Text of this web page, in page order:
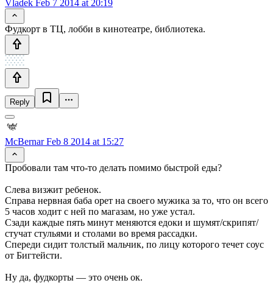
Vladek Feb 7 2014 at 20:19
Фудкорт в ТЦ, лобби в кинотеатре, библиотека.
Reply
McBernarFeb 8 2014 at 15:27
Пробовали там что-то делать помимо быстрой еды?
Слева визжит ребенок.
Справа нервная баба орет на своего мужика за то, что он всего
5 часов ходит с ней по магазам, но уже устал.
Сзади каждые пять минут меняются едоки и шумят/скрипят/
стучат стульями и столами во время рассадки.
Спереди сидит толстый мальчик, по лицу которого течет соус
от Бигтейсти.
Ну да, фудкорты — это очень ок.